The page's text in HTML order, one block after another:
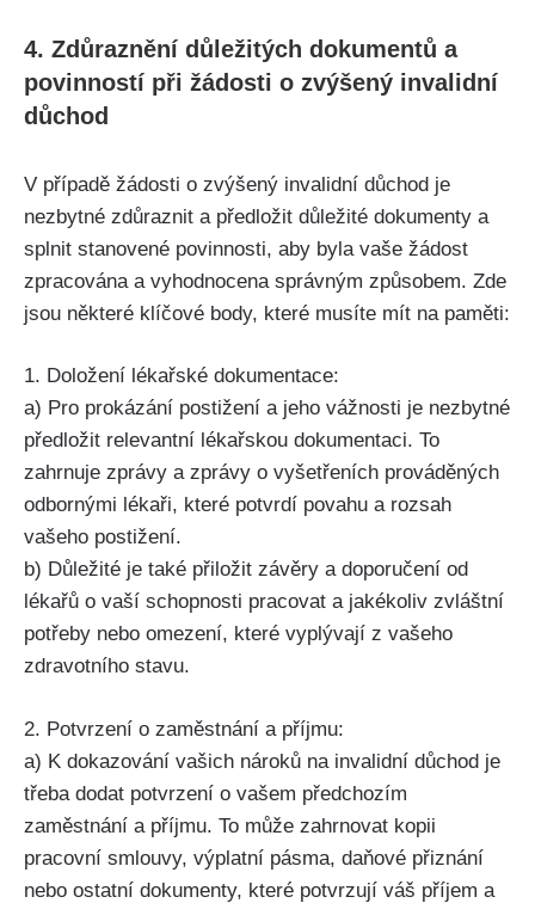
4. Zdůraznění důležitých dokumentů a
povinností při žádosti o zvýšený invalidní
důchod
V případě žádosti o zvýšený invalidní důchod je
nezbytné zdůraznit a předložit důležité dokumenty a
splnit stanovené povinnosti, aby byla vaše žádost
zpracována a vyhodnocena správným způsobem. Zde
jsou některé klíčové body, které musíte mít na paměti:
1. Doložení lékařské dokumentace:
a) Pro prokázání postižení a jeho vážnosti je nezbytné
předložit relevantní lékařskou dokumentaci. To
zahrnuje zprávy a zprávy o vyšetřeních prováděných
odbornými lékaři, které potvrdí povahu a rozsah
vašeho postižení.
b) Důležité je také přiložit závěry a doporučení od
lékařů o vaší schopnosti pracovat a jakékoliv zvláštní
potřeby nebo omezení, které vyplývají z vašeho
zdravotního stavu.
2. Potvrzení o zaměstnání a příjmu:
a) K dokazování vašich nároků na invalidní důchod je
třeba dodat potvrzení o vašem předchozím
zaměstnání a příjmu. To může zahrnovat kopii
pracovní smlouvy, výplatní pásma, daňové přiznání
nebo ostatní dokumenty, které potvrzují váš příjem a